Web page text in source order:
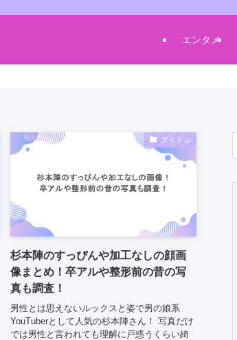
エンタメ
アイドル
杉本陣のすっぴんや加工なしの顔画
像まとめ！卒アルや整形前の昔の写
真も調査！
男性とは思えないルックスと姿で男の娘系
YouTuberとして人気の杉本陣さん！ 写真だけ
では男性と言われても理解に戸惑うくらい綺